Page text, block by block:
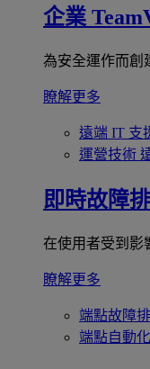
企業
為安全運作而創
瞭解更多
遠端 IT 支
運營技術
即時故障
在使用者受到影
瞭解更多
端點故障
端點自動化